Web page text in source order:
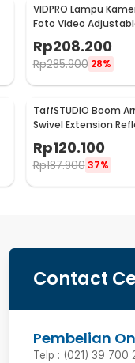
VIDPRO Lampu
Foto Video
Studio Light Kit 416
- LED-416
Rp208.200
Rp285.900 28%
TaffSTUDIO Boom
Swivel Extension
Rp120.100
Rp187.900 37%
Contact
Pembelian
Telp : (021) 39 700